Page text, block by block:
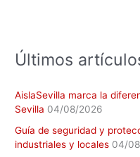
Últimos
AislaSevilla marca la
Sevilla 04/08/2026
Guía de seguridad y
industriales y locales 04/